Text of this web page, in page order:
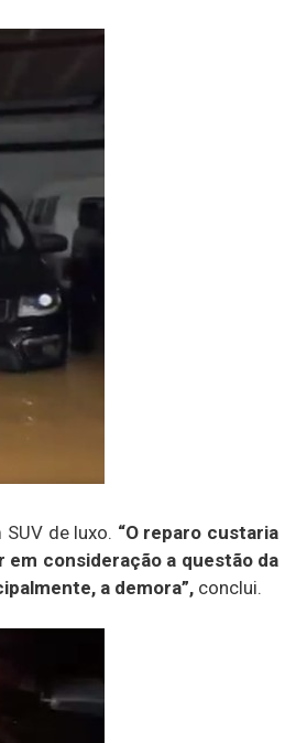
de luxo. “O reparo custaria
em consideração a questão da
a demora”, conclui.